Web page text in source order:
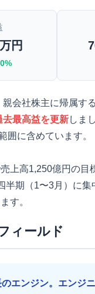
円
会社株主に帰属す
去最高益を更新しま
囲に含めています。
上高1,250億円の目
期（1〜3月）に集
す。
ィールド
エンジン。エンジ